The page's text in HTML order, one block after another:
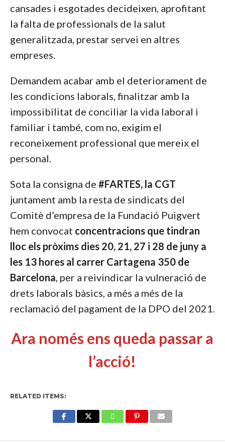
cansades i esgotades decideixen, aprofitant
la falta de professionals de la salut
generalitzada, prestar servei en altres
empreses.
Demandem acabar amb el deteriorament de
les condicions laborals, finalitzar amb la
impossibilitat de conciliar la vida laboral i
familiar i també, com no, exigim el
reconeixement professional que mereix el
personal.
Sota la consigna de #FARTES, la CGT
juntament amb la resta de sindicats del
Comitè d’empresa de la Fundació Puigvert
hem convocat concentracions que tindran
lloc els pròxims dies 20, 21, 27 i 28 de juny a
les 13 hores al carrer Cartagena 350 de
Barcelona, per a reivindicar la vulneració de
drets laborals bàsics, a més a més de la
reclamació del pagament de la DPO del 2021.
Ara només ens queda passar a
l’acció!
RELATED ITEMS: